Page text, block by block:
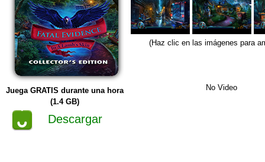
Juega GRATIS durante una hora
(1.4 GB)
Descargar
(Haz clic en las imágenes para
No Video